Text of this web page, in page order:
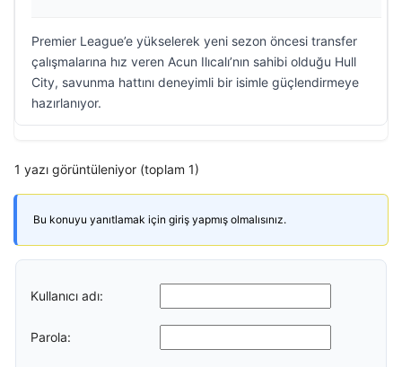
Premier League’e yükselerek yeni sezon öncesi transfer
çalışmalarına hız veren Acun Ilıcalı’nın sahibi olduğu Hull
City, savunma hattını deneyimli bir isimle güçlendirmeye
hazırlanıyor.
1 yazı görüntüleniyor (toplam 1)
Bu konuyu yanıtlamak için giriş yapmış olmalısınız.
Kullanıcı adı:
Parola: